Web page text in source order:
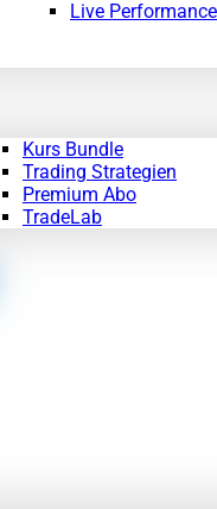
Live Performance
Kurs Bundle
Trading Strategien
Premium Abo
TradeLab